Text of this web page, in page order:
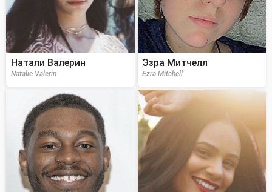
Натали Валерин
Natalie Valerin
Эзра Митчелл
Ezra Mitchell